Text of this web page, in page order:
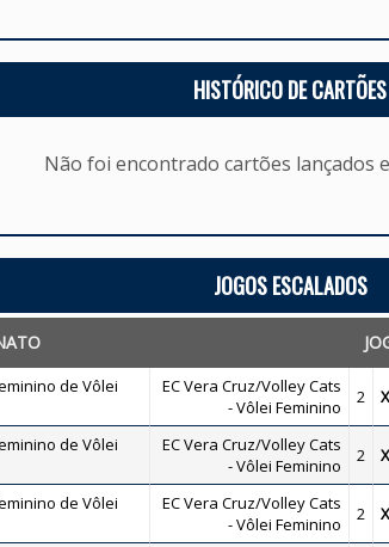
HISTÓRICO DE CARTÕES
Não foi encontrado cartões lançados
JOGOS ESCALADOS
de Vôlei
EC Vera Cruz/Volley Cats
- Vôlei Feminino
2 X
de Vôlei
EC Vera Cruz/Volley Cats
- Vôlei Feminino
2 X
de Vôlei
EC Vera Cruz/Volley Cats
- Vôlei Feminino
2 X